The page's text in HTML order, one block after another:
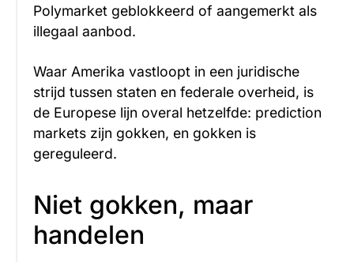
Polymarket geblokkeerd of aangemerkt als
illegaal aanbod.
Waar Amerika vastloopt in een juridische
strijd tussen staten en federale overheid, is
de Europese lijn overal hetzelfde: prediction
markets zijn gokken, en gokken is
gereguleerd.
Niet gokken, maar
handelen